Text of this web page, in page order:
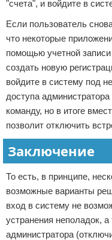
"счета", и войдите в
Если пользователь
что некоторые
помощью учетной
создать новую
войдите в систему под
доступа
команду, но в итоге
позволит отключить
Заключение
То есть, в принципе,
возможные варианты
вход в систему не
устранения неполадок,
администратора